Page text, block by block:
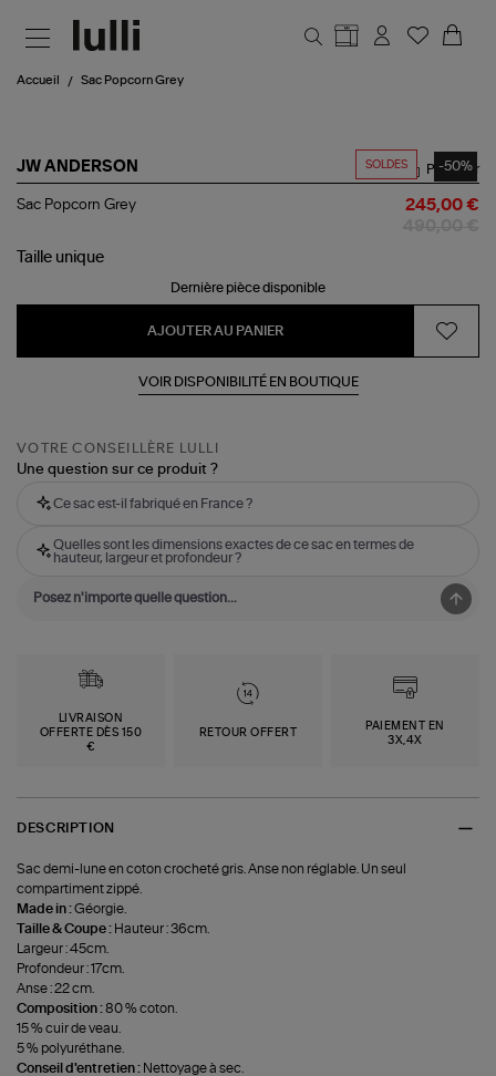
Accueil Sac Popcorn Grey
SOLDES -50%
JW ANDERSON
Sac
Partager
Sac Popcorn Grey 245,00 €
Taille unique
Dernière pièce disponible
AJOUTER AU PANIER
VOIR DISPONIBILITÉ EN BOUTIQUE
VOTRE CONSEILLÈRE LULLI
Une question sur ce produit ?
Ce sac est-il fabriqué en France ?
Quelles sont les dimensions exactes de ce sac en termes de
hauteur, largeur et profondeur ?
LIVRAISON
OFFERTE DÈS 150
€
RETOUR OFFERT
PAIEMENT EN
3X,4X
DESCRIPTION
Sac demi-lune en coton crocheté gris. Anse non réglable. Un seul
compartiment zippé.
Made in :Géorgie.
Taille & Coupe : Hauteur : 36cm.
Largeur : 45cm.
Profondeur : 17cm.
Anse : 22 cm.
Composition :80 % coton.
15 % cuir de veau.
5 % polyuréthane.
Conseil d'entretien : Nettoyage à sec.